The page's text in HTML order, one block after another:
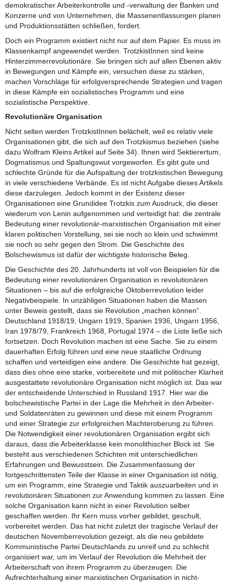
demokratischer Arbeiterkontrolle und -verwaltung der Banken und
Konzerne und von Unternehmen, die Massenentlassungen planen
und Produktionsstätten schließen, fordert.
Doch ein Programm existiert nicht nur auf dem Papier. Es muss im
Klassenkampf angewendet werden. TrotzkistInnen sind keine
Hinterzimmerrevolutionäre. Sie bringen sich auf allen Ebenen aktiv
in Bewegungen und Kämpfe ein, versuchen diese zu stärken,
machen Vorschläge für erfolgversprechende Strategien und tragen
in diese Kämpfe ein sozialistisches Programm und eine
sozialistische Perspektive.
Revolutionäre Organisation
Nicht selten werden TrotzkistInnen belächelt, weil es relativ viele
Organisationen gibt, die sich auf den Trotzkismus beziehen (siehe
dazu Wolfram Kleins Artikel auf Seite 34). Ihnen wird Sektierertum,
Dogmatismus und Spaltungswut vorgeworfen. Es gibt gute und
schlechte Gründe für die Aufspaltung der trotzkistischen Bewegung
in viele verschiedene Verbände. Es ist nicht Aufgabe dieses Artikels
diese darzulegen. Jedoch kommt in der Existenz dieser
Organisationen eine Grundidee Trotzkis zum Ausdruck, die dieser
wiederum von Lenin aufgenommen und verteidigt hat: die zentrale
Bedeutung einer revolutionär-marxistischen Organisation mit einer
klaren politischen Vorstellung, sei sie noch so klein und schwimmt
sie noch so sehr gegen den Strom. Die Geschichte des
Bolschewismus ist dafür der wichtigste historische Beleg.
Die Geschichte des 20. Jahrhunderts ist voll von Beispielen für die
Bedeutung einer revolutionären Organisation in revolutionären
Situationen – bis auf die erfolgreiche Oktoberrevolution leider
Negativbeispiele. In unzähligen Situationen haben die Massen
unter Beweis gestellt, dass sie Revolution „machen können“.
Deutschland 1918/19, Ungarn 1919, Spanien 1936, Ungarn 1956,
Iran 1978/79, Frankreich 1968, Portugal 1974 – die Liste ließe sich
fortsetzen. Doch Revolution machen ist eine Sache. Sie zu einem
dauerhaften Erfolg führen und eine neue staatliche Ordnung
schaffen und verteidigen eine andere. Die Geschichte hat gezeigt,
dass dies ohne eine starke, vorbereitete und mit politischer Klarheit
ausgestattete revolutionäre Organisation nicht möglich ist. Das war
der entscheidende Unterschied in Russland 1917. Hier war die
bolschewistische Partei in der Lage die Mehrheit in den Arbeiter-
und Soldatenräten zu gewinnen und diese mit einem Programm
und einer Strategie zur erfolgreichen Machteroberung zu führen.
Die Notwendigkeit einer revolutionären Organisation ergibt sich
daraus, dass die Arbeiterklasse kein monolithischer Block ist. Sie
besteht aus verschiedenen Schichten mit unterschiedlichen
Erfahrungen und Bewusstsein. Die Zusammenfassung der
fortgeschrittensten Teile der Klasse in einer Organisation ist nötig,
um ein Programm, eine Strategie und Taktik auszuarbeiten und in
revolutionären Situationen zur Anwendung kommen zu lassen. Eine
solche Organisation kann nicht in einer Revolution selber
geschaffen werden. Ihr Kern muss vorher gebildet, geschult,
vorbereitet werden. Das hat nicht zuletzt der tragische Verlauf der
deutschen Novemberrevolution gezeigt, als die neu gebildete
Kommunistische Partei Deutschlands zu unreif und zu schlecht
organisiert war, um im Verlauf der Revolution die Mehrheit der
Arbeiterschaft von ihrem Programm zu überzeugen. Die
Aufrechterhaltung einer marxistischen Organisation in nicht-